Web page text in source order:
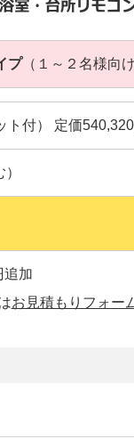
プ（１～２名様向
ト付） 定価540,320
追加
お見積もりフォー